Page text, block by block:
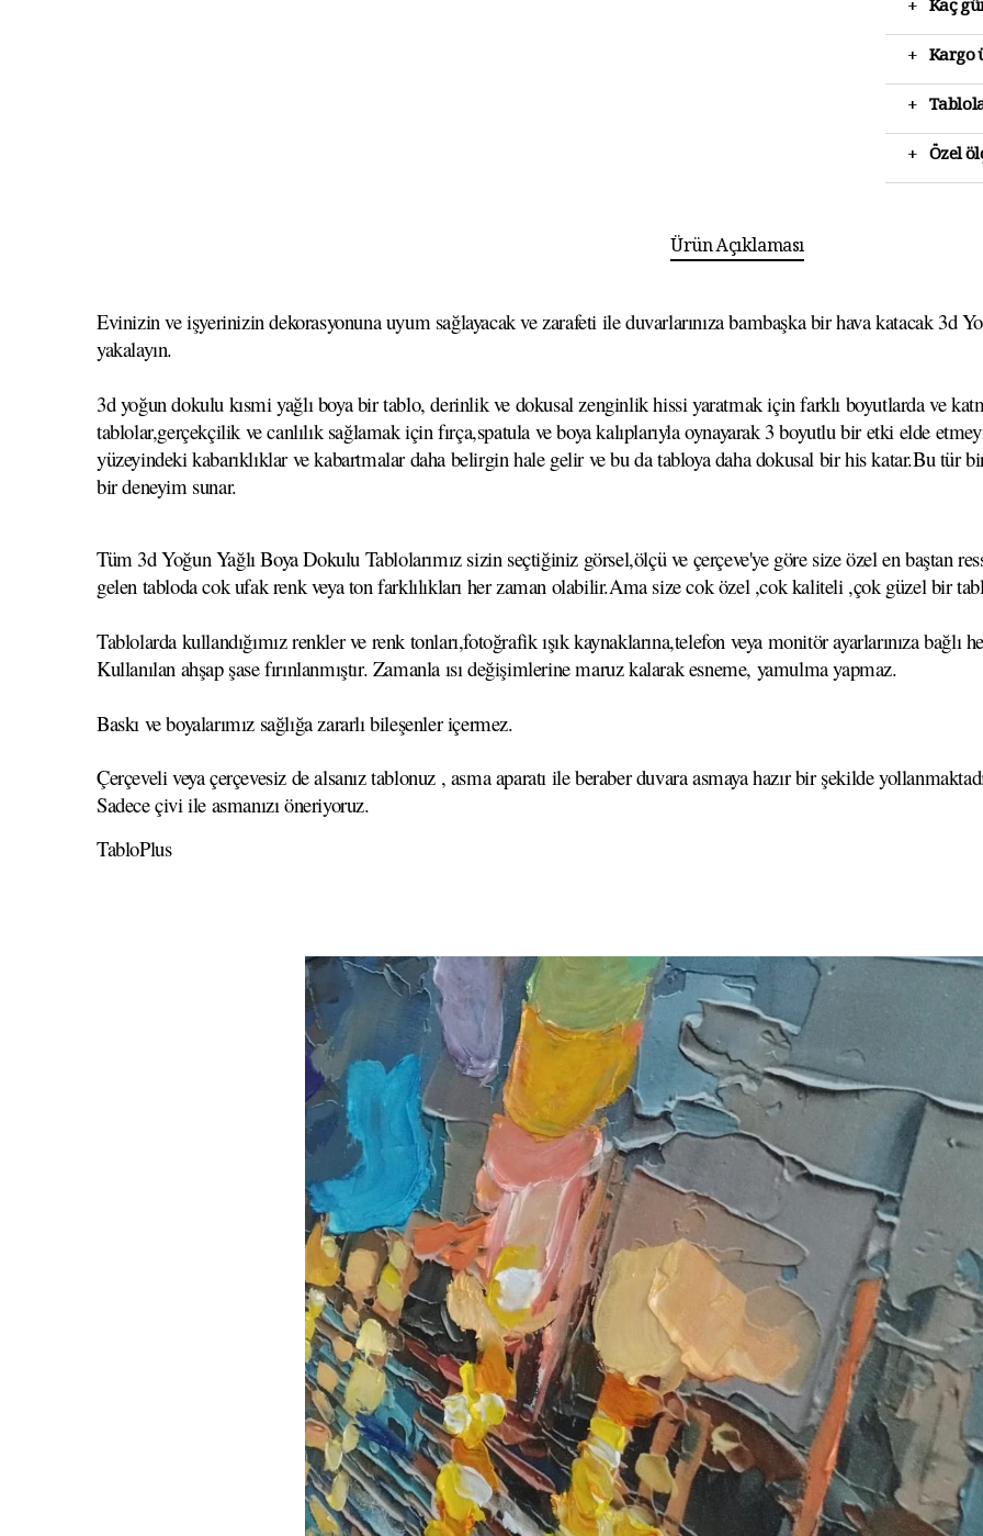
+ Kaç
+ Kargo
+
+ Özel
Ürün Açıklaması
Evinizin ve işyerinizin dekorasyonuna uyum sağlayacak ve zarafeti ile duvarlarınıza bambaşka bir hava katacak 3d
yakalayın.
3d yoğun dokulu kısmi yağlı boya bir tablo, derinlik ve dokusal zenginlik hissi yaratmak için farklı boyutlarda ve
tablolar,gerçekçilik ve canlılık sağlamak için fırça,spatula ve boya kalıplarıyla oynayarak 3 boyutlu bir etki elde
yüzeyindeki kabarıklıklar ve kabartmalar daha belirgin hale gelir ve bu da tabloya daha dokusal bir his katar.Bu tür
bir deneyim sunar.
Tüm 3d Yoğun Yağlı Boya Dokulu Tablolarımız sizin seçtiğiniz görsel,ölçü ve çerçeve'ye göre size özel en baştan
gelen tabloda cok ufak renk veya ton farklılıkları her zaman olabilir.Ama size cok özel ,cok kaliteli ,çok güzel bir
Tablolarda kullandığımız renkler ve renk tonları,fotoğrafik ışık kaynaklarına,telefon veya monitör ayarlarınıza bağlı
Kullanılan ahşap şase fırınlanmıştır. Zamanla ısı değişimlerine maruz kalarak esneme, yamulma yapmaz.
Baskı ve boyalarımız sağlığa zararlı bileşenler içermez.
Çerçeveli veya çerçevesiz de alsanız tablonuz , asma aparatı ile beraber duvara asmaya hazır bir şekilde
Sadece çivi ile asmanızı öneriyoruz.
TabloPlus